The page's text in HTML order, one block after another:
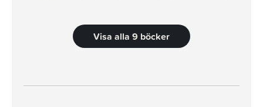
Visa alla 9 böcker